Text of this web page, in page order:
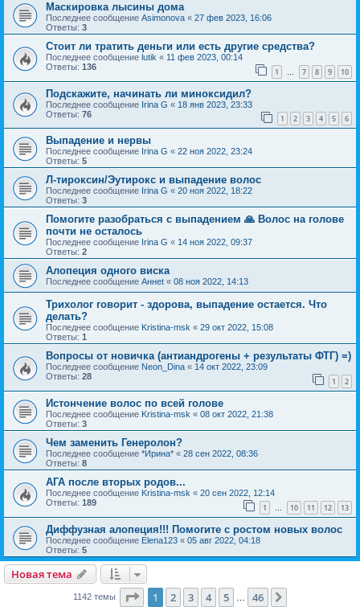
Маскировка лысины дома
Последнее сообщение Asimonova « 27 фев 2023, 16:06
Ответы: 3
Стоит ли тратить деньги или есть другие средства?
Последнее сообщение lutik « 11 фев 2023, 00:14
Ответы: 136 1 … 7 8 9 10
Подскажите, начинать ли миноксидил?
Последнее сообщение Irina G « 18 янв 2023, 23:33
Ответы: 76 1 2 3 4 5 6
Выпадение и нервы
Последнее сообщение Irina G « 22 ноя 2022, 23:24
Ответы: 5
Л-тироксин/Эутирокс и выпадение волос
Последнее сообщение Irina G « 20 ноя 2022, 18:22
Ответы: 3
Помогите разобраться с выпадением 🙏 Волос на голове
почти не осталось
Последнее сообщение Irina G « 14 ноя 2022, 09:37
Ответы: 2
Алопеция одного виска
Последнее сообщение Аннet « 08 ноя 2022, 14:13
Трихолог говорит - здорова, выпадение остается. Что
делать?
Последнее сообщение Kristina-msk « 29 окт 2022, 15:08
Ответы: 1
Вопросы от новичка (антиандрогены + результаты ФТГ) =)
Последнее сообщение Neon_Dina « 14 окт 2022, 23:09
Ответы: 28 1 2
Истончение волос по всей голове
Последнее сообщение Kristina-msk « 08 окт 2022, 21:38
Ответы: 3
Чем заменить Генеролон?
Последнее сообщение *Ирина* « 28 сен 2022, 08:36
Ответы: 8
АГА после вторых родов...
Последнее сообщение Kristina-msk « 20 сен 2022, 12:14
Ответы: 189 1 … 10 11 12 13
Диффузная алопеция!!! Помогите с ростом новых волос
Последнее сообщение Elena123 « 05 авг 2022, 04:18
Ответы: 5
Новая тема
1142 темы Страница из 46
1 2 3 4 5 46